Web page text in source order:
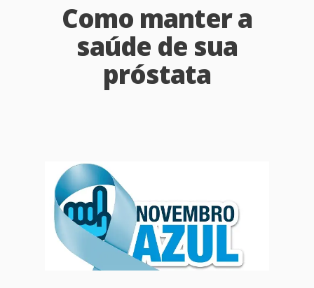
Como manter a
saúde de sua
próstata